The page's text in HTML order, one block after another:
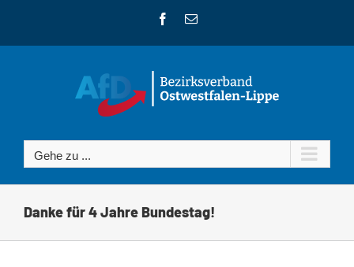
Facebook
E-
Gehe zu ...
Danke für 4 Jahre Bundestag!